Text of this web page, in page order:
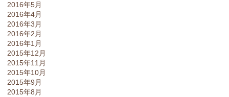
2016年5月
2016年4月
2016年3月
2016年2月
2016年1月
2015年12月
2015年11月
2015年10月
2015年9月
2015年8月